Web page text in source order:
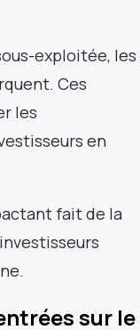
exploitée, les
Ces
les
en
fait de la
sur le